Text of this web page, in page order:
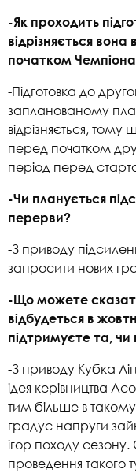
-Як проходить
відрізняється вона
початком
-Підготовка до
запланованому
відрізняється,
перед початком
період перед
-Чи планується
перерви?
-З приводу
запросити нових
-Що можете
відбудеться в
підтримуєте та, чи
-З приводу Кубка
ідея керівництва
тим більше в
градус напруги
ігор походу
проведення такого